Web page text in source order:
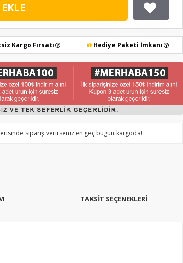
Kargo Fırsatı Hediye Paketi İmkanı
sipariş verirseniz en geç bugün kargoda!
TAKSIT SEÇENEKLERI